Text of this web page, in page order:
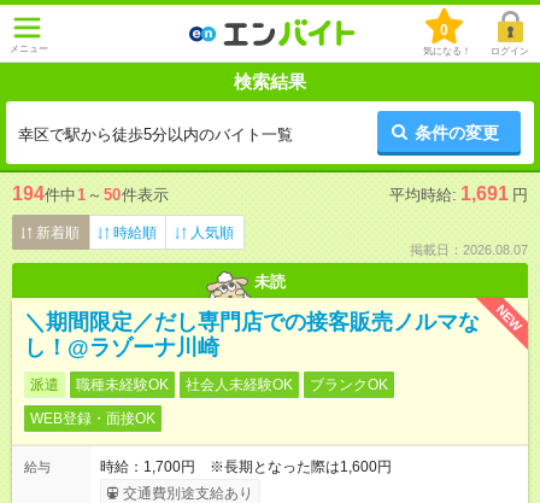
メニュー
0
気になる！ ログイン
検索結果
幸区で駅から徒歩5分以内のバイト一覧 条件の変更
194件中1 ～ 50件表示 平均時給: 1,691 円
新着順 時給順 人気順
掲載日：2026.08.07
未読
NEW
＼期間限定／だし専門店での接客販売ノルマな
し！@ラゾーナ川崎
派遣 職種未経験OK 社会人未経験OK
ブランクOK
WEB登録・面接OK
給与
時給：1,700円 ※長期となった際は1,600円
交通費別途支給あり